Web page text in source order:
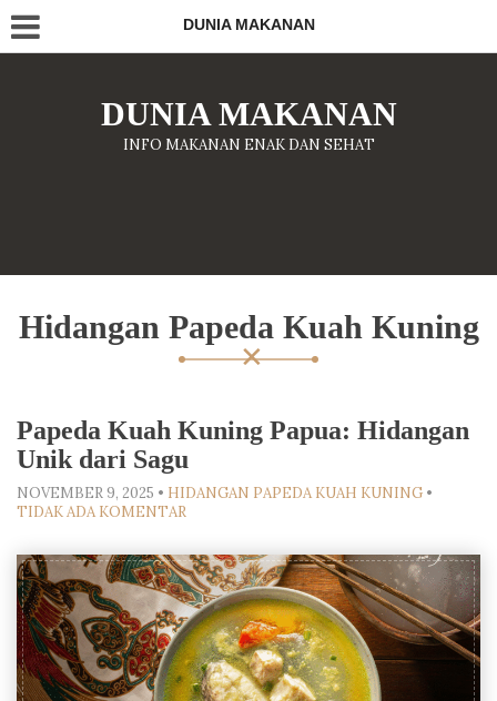
DUNIA MAKANAN
DUNIA MAKANAN
INFO MAKANAN ENAK DAN SEHAT
Hidangan Papeda Kuah Kuning
Papeda Kuah Kuning Papua: Hidangan
Unik dari Sagu
NOVEMBER 9, 2025 • HIDANGAN PAPEDA KUAH KUNING •
TIDAK ADA KOMENTAR